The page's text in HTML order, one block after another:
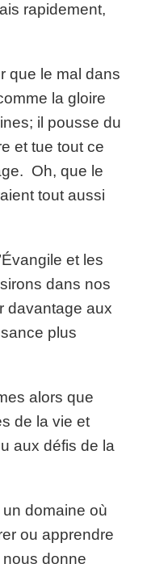
rapidement,
que le mal dans
la gloire
il pousse du
et tue tout ce
Oh, que le
tout aussi
et les
dans nos
aux
plus
alors que
de la vie et
aux défis de la
domaine où
ou apprendre
donne